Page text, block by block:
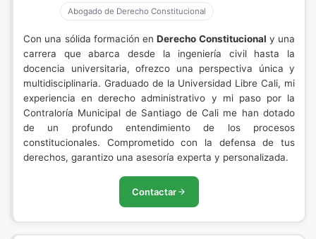
Abogado de Derecho Constitucional
Con una sólida formación enDerecho Constitucional y una
carrera que abarca desde la ingeniería civil hasta la
docencia universitaria, ofrezco una perspectiva única y
multidisciplinaria. Graduado de la Universidad Libre Cali, mi
experiencia en derecho administrativo y mi paso por la
Contraloría Municipal de Santiago de Cali me han dotado
de un profundo entendimiento de los procesos
constitucionales. Comprometido con la defensa de tus
derechos, garantizo una asesoría experta y personalizada.
Contactar